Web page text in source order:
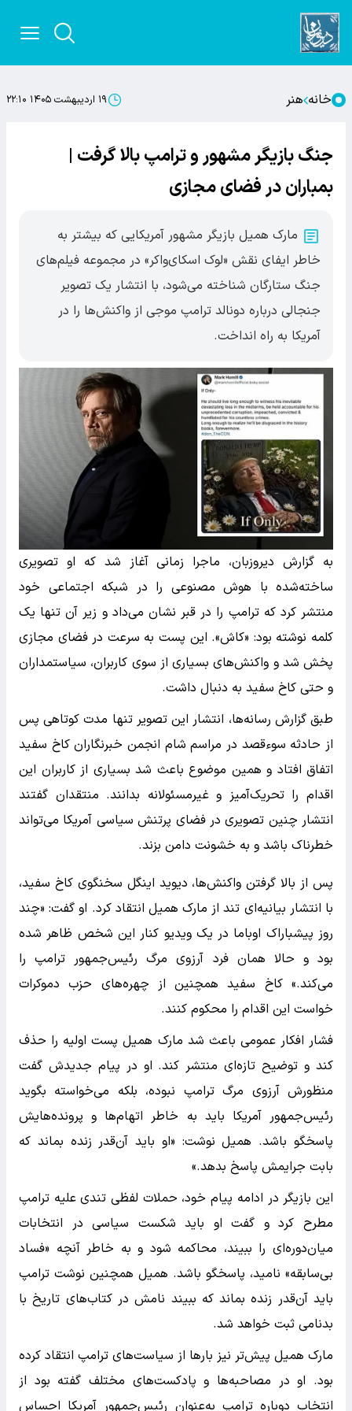
خانه هنر ۱۹ اردیبهشت ۱۴۰۵ ۲۲:۱۰
جنگ بازیگر مشهور و ترامپ بالا گرفت |
بمباران در فضای مجازی
مارک همیل بازیگر مشهور آمریکایی که بیشتر به
خاطر ایفای نقش «لوک اسکای‌واکر» در مجموعه فیلم‌های
جنگ ستارگان شناخته می‌شود، با انتشار یک تصویر
جنجالی درباره دونالد ترامپ موجی از واکنش‌ها را در
آمریکا به راه انداخت.
به گزارش دیروزبان، ماجرا زمانی آغاز شد که او تصویری
ساخته‌شده با هوش مصنوعی را در شبکه اجتماعی خود
منتشر کرد که ترامپ را در قبر نشان می‌داد و زیر آن تنها یک
کلمه نوشته بود: «کاش». این پست به سرعت در فضای مجازی
پخش شد و واکنش‌های بسیاری از سوی کاربران، سیاستمداران
و حتی کاخ سفید به دنبال داشت.
طبق گزارش رسانه‌ها، انتشار این تصویر تنها مدت کوتاهی پس
از حادثه سوءقصد در مراسم شام انجمن خبرنگاران کاخ سفید
اتفاق افتاد و همین موضوع باعث شد بسیاری از کاربران این
اقدام را تحریک‌آمیز و غیرمسئولانه بدانند. منتقدان گفتند
انتشار چنین تصویری در فضای پرتنش سیاسی آمریکا می‌تواند
خطرناک باشد و به خشونت دامن بزند.
پس از بالا گرفتن واکنش‌ها، دیوید اینگل سخنگوی کاخ سفید،
با انتشار بیانیه‌ای تند از مارک همیل انتقاد کرد. او گفت: «چند
روز پیشباراک اوباما در یک ویدیو کنار این شخص ظاهر شده
بود و حالا همان فرد آرزوی مرگ رئیس‌جمهور ترامپ را
می‌کند.» کاخ سفید همچنین از چهره‌های حزب دموکرات
خواست این اقدام را محکوم کنند.
فشار افکار عمومی باعث شد مارک همیل پست اولیه را حذف
کند و توضیح تازه‌ای منتشر کند. او در پیام جدیدش گفت
منظورش آرزوی مرگ ترامپ نبوده، بلکه می‌خواسته بگوید
رئیس‌جمهور آمریکا باید به خاطر اتهام‌ها و پرونده‌هایش
پاسخگو باشد. همیل نوشت: «او باید آن‌قدر زنده بماند که
بابت جرایمش پاسخ بدهد.»
این بازیگر در ادامه پیام خود، حملات لفظی تندی علیه ترامپ
مطرح کرد و گفت او باید شکست سیاسی در انتخابات
میان‌دوره‌ای را ببیند، محاکمه شود و به خاطر آنچه «فساد
بی‌سابقه» نامید، پاسخگو باشد. همیل همچنین نوشت ترامپ
باید آن‌قدر زنده بماند که ببیند نامش در کتاب‌های تاریخ با
بدنامی ثبت خواهد شد.
مارک همیل پیش‌تر نیز بارها از سیاست‌های ترامپ انتقاد کرده
بود. او در مصاحبه‌ها و پادکست‌های مختلف گفته بود از
انتخاب دوباره ترامپ به‌عنوان رئیس‌جمهور آمریکا احساس